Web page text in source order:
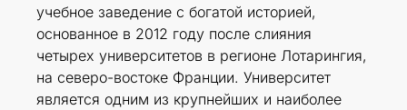
учебное заведение с богатой историей,
основанное в 2012 году после слияния
четырех университетов в регионе Лотарингия,
на северо-востоке Франции. Университет
является одним из крупнейших и наиболее